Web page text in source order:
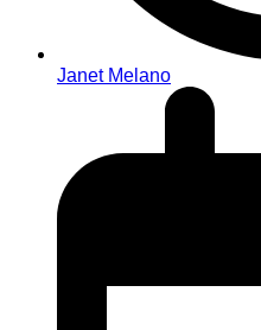
Janet Melano